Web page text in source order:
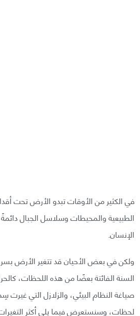
في الكثير من الأوقات تبدو الأرض تحت
الطبيعية والمحيطات وسلاسل الجبال
الإنسان.
ولكن في بعض الأحيان قد تتغير الأرض
السنة الفائتة بعضًا من هذه اللحظات،
صياغة النظام البيئي، والزلازل التي
لحظات، وسنستعرض فيما يلي أكثر